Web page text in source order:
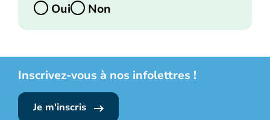
Oui
Non
Inscrivez-vous à nos infolettres !
Je m'inscris